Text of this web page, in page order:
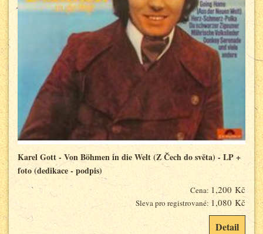
Karel Gott - Von Böhmen in die Welt (Z Čech do světa) - LP +
foto (dedikace - podpis)
Cena: 1,200 Kč
Sleva pro registrované: 1,080 Kč
Detail